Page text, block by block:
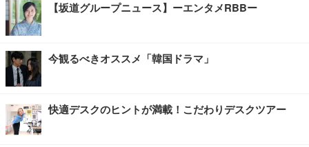
【坂道グループニュース】ーエンタメRBBー
今観るべきオススメ「韓国ドラマ」
快適デスクのヒントが満載！こだわりデスクツアー